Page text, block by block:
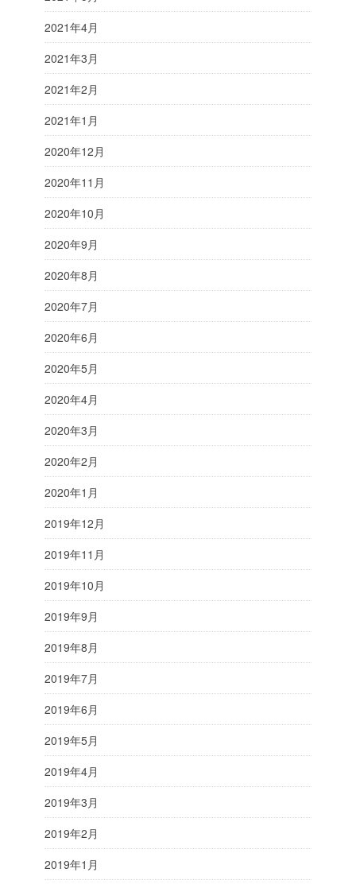
2021年4月
2021年3月
2021年2月
2021年1月
2020年12月
2020年11月
2020年10月
2020年9月
2020年8月
2020年7月
2020年6月
2020年5月
2020年4月
2020年3月
2020年2月
2020年1月
2019年12月
2019年11月
2019年10月
2019年9月
2019年8月
2019年7月
2019年6月
2019年5月
2019年4月
2019年3月
2019年2月
2019年1月